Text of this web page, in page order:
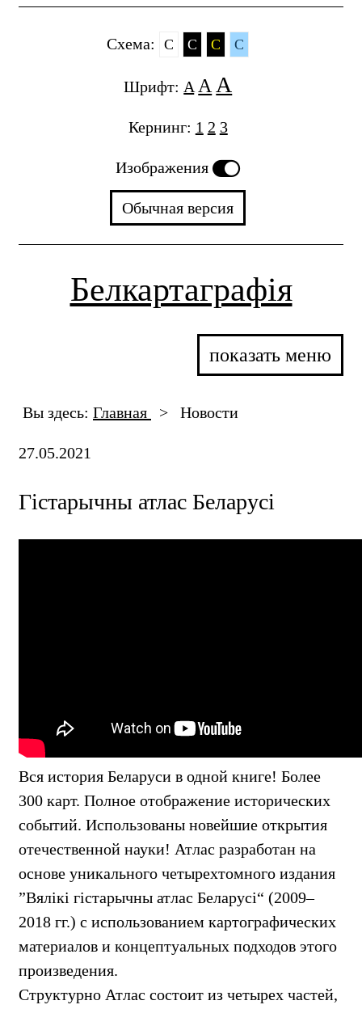
Cхема: C C C C
Шрифт: A A A
Кернинг: 1 2 3
Изображения
Обычная версия
Белкартаграфія
показать меню
Вы здесь: Главная > Новости
27.05.2021
Гістарычны атлас Беларусі
Вся история Беларуси в одной книге! Более
300 карт. Полное отображение исторических
событий. Использованы новейшие открытия
отечественной науки! Атлас разработан на
основе уникального четырехтомного издания
”Вялікі гістарычны атлас Беларусі“ (2009–
2018 гг.) с использованием картографических
материалов и концептуальных подходов этого
произведения.
Структурно Атлас состоит из четырех частей,